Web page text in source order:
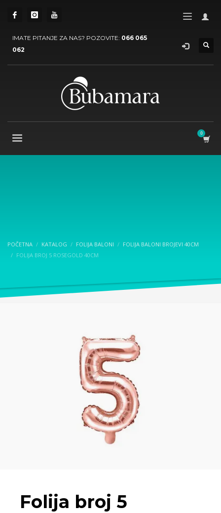
IMATE PITANJE ZA NAS? POZOVITE: 066 065
062
POČETNA KATALOG FOLIJA BALONI
FOLIJA BALONI BROJEVI 40CM
FOLIJA BROJ 5 ROSEGOLD 40CM
Folija broj 5